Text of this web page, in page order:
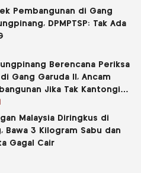
Pembangunan di Gang
DPMPTSP: Tak Ada
Berencana Periksa
Gang Garuda II, Ancam
Jika Tak Kantongi
Malaysia Diringkus di
Bawa 3 Kilogram Sabu dan
Gagal Cair